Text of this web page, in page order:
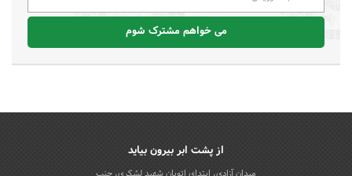
می خواهم مشترک شوم
از پشت ابر بیرون بیاید